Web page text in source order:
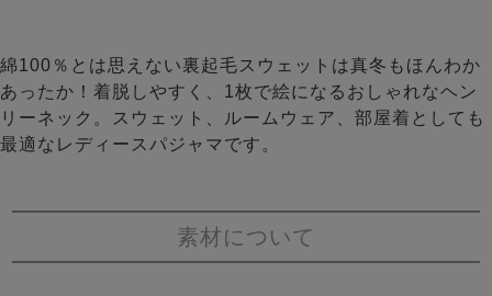
綿100％とは思えない裏起毛スウェットは真冬もほんわか
あったか！着脱しやすく、1枚で絵になるおしゃれなヘン
リーネック。スウェット、ルームウェア、部屋着としても
最適なレディースパジャマです。
素材について